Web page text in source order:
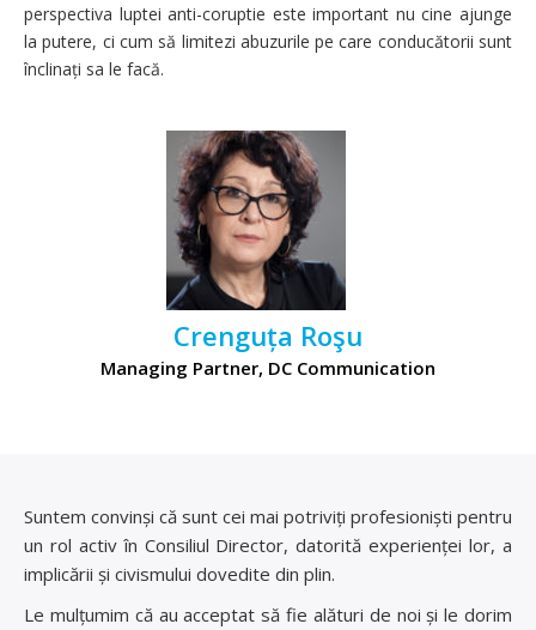
perspectiva luptei anti-coruptie este important nu cine ajunge
la putere, ci cum să limitezi abuzurile pe care conducătorii sunt
înclinați sa le facă.
Crenguța Roşu
Managing Partner, DC Communication
Suntem convinși că sunt cei mai potriviți profesioniști pentru
un rol activ în Consiliul Director, datorită experienței lor, a
implicării și civismului dovedite din plin.
Le mulțumim că au acceptat să fie alături de noi și le dorim